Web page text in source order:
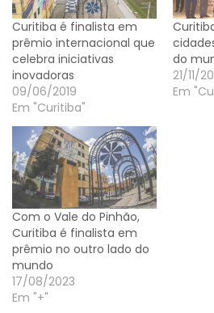
Curitiba é finalista em
prêmio internacional que
celebra iniciativas
inovadoras
09/06/2019
Em "Curitiba"
do
21/11/
Em
Com o Vale do Pinhão,
Curitiba é finalista em
prêmio no outro lado do
mundo
17/08/2023
Em "+"